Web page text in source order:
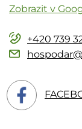
Zobrazit v
+420 739